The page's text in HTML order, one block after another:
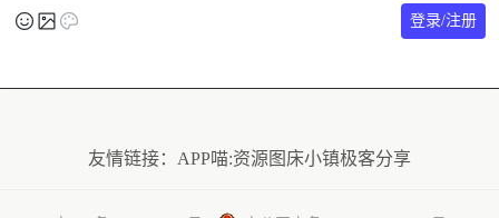
登录/注册
友情链接： APP喵:资源 图床小镇极客分享